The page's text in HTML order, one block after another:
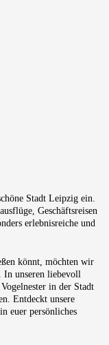
Stadt Leipzig ein.
Geschäftsreisen
erlebnisreiche und
könnt, möchten wir
In unseren liebevoll
in der Stadt
Entdeckt unsere
euer persönliches